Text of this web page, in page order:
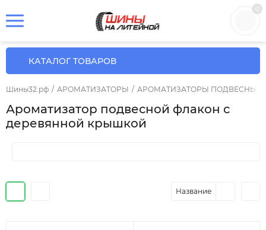
КАТАЛОГ ТОВАРОВ
Шины32.рф / АРОМАТИЗАТОРЫ / АРОМАТИЗАТОРЫ ПОДВЕСНЫЕ
Ароматизатор подвесной флакон с
деревянной крышкой
Название